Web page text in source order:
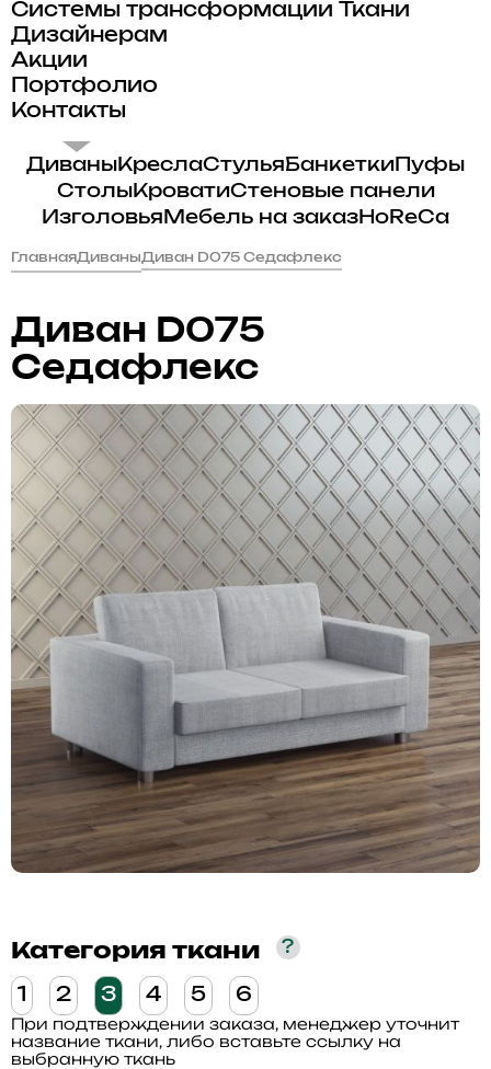
Системы трансформации
Ткани
Дизайнерам
Акции
Портфолио
Контакты
ДиваныКреслаСтульяБанкеткиПуфы
СтолыКроватиСтеновые панели
Изголовья Мебель на заказHoReCa
ГлавнаяДиваныДиван D075 Седафлекс
Диван D075
Седафлекс
Категория ткани ?
1 2 3 4 5 6
При подтверждении заказа, менеджер уточнит
название ткани, либо вставьте ссылку на
выбранную ткань